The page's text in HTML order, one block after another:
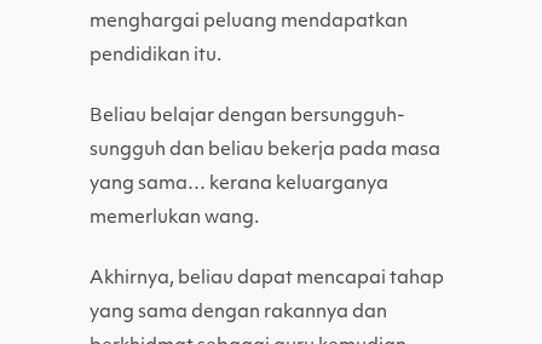
menghargai peluang mendapatkan
pendidikan itu.
Beliau belajar dengan bersungguh-
sungguh dan beliau bekerja pada masa
yang sama… kerana keluarganya
memerlukan wang.
Akhirnya, beliau dapat mencapai tahap
yang sama dengan rakannya dan